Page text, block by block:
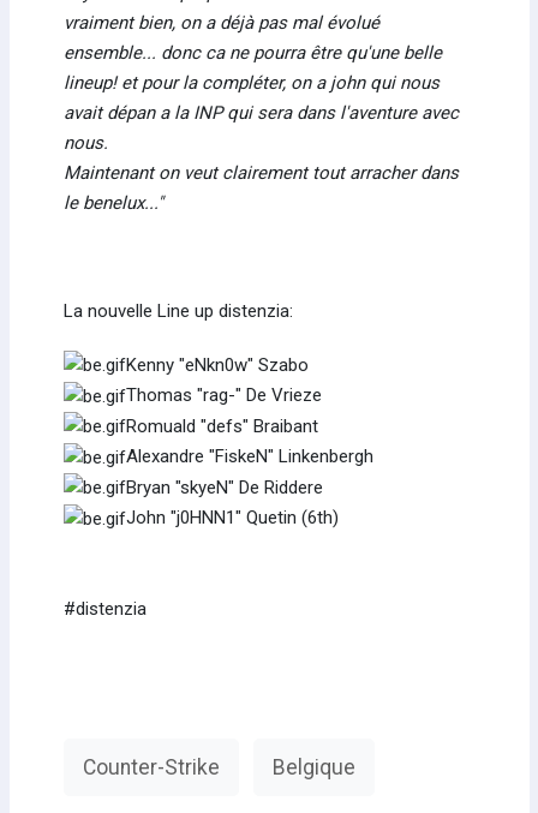
vraiment bien, on a déjà pas mal évolué
ensemble... donc ca ne pourra être qu'une belle
lineup! et pour la compléter, on a john qui nous
avait dépan a la INP qui sera dans l'aventure avec
nous.
Maintenant on veut clairement tout arracher dans
le benelux..."
La nouvelle Line up distenzia:
Kenny "eNkn0w" Szabo
Thomas "rag-" De Vrieze
Romuald "defs" Braibant
Alexandre "FiskeN" Linkenbergh
Bryan "skyeN" De Riddere
John "j0HNN1" Quetin (6th)
#distenzia
Counter-Strike Belgique